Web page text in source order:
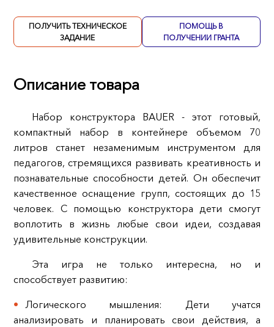
ПОЛУЧИТЬ ТЕХНИЧЕСКОЕ
ЗАДАНИЕ
ПОМОЩЬ В
ПОЛУЧЕНИИ ГРАНТА
Описание товара
Набор конструктора BAUER - этот готовый,
компактный набор в контейнере объемом 70
литров станет незаменимым инструментом для
педагогов, стремящихся развивать креативность и
познавательные способности детей. Он обеспечит
качественное оснащение групп, состоящих до 15
человек. С помощью конструктора дети смогут
воплотить в жизнь любые свои идеи, создавая
удивительные конструкции.
Эта игра не только интересна, но и
способствует развитию:
Логического мышления: Дети учатся
анализировать и планировать свои действия, а